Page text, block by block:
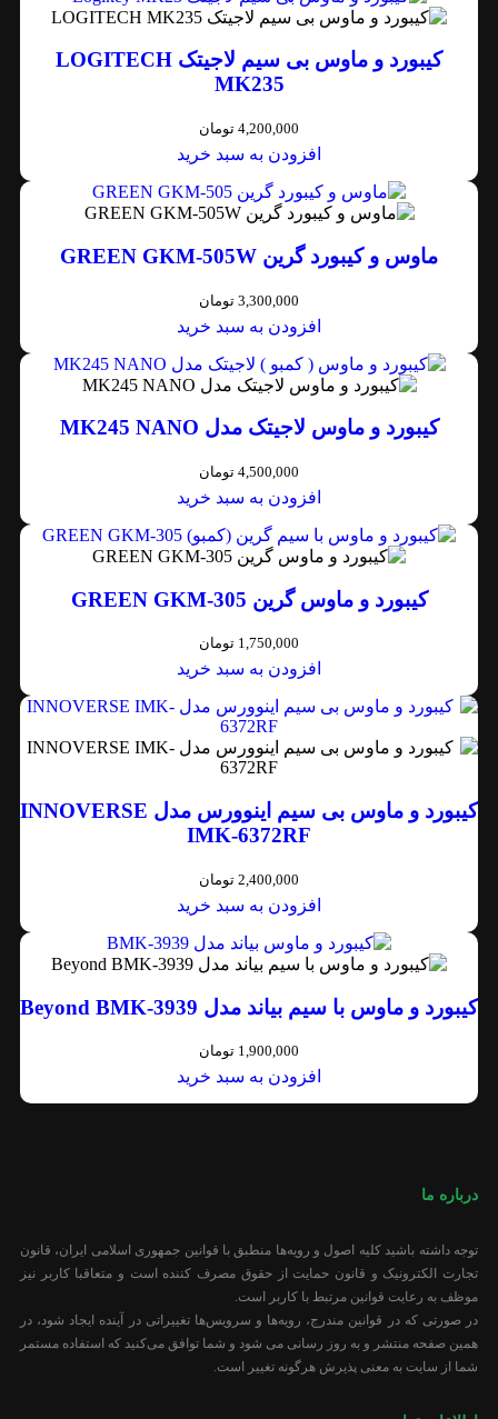
کیبورد و ماوس بی سیم لاجیتک LOGITECH
MK235
4,200,000 تومان
افزودن به سبد خرید
ماوس و کیبورد گرین GREEN GKM-505W
3,300,000 تومان
افزودن به سبد خرید
کیبورد و ماوس لاجیتک مدل MK245 NANO
4,500,000 تومان
افزودن به سبد خرید
کیبورد و ماوس گرین GREEN GKM-305
1,750,000 تومان
افزودن به سبد خرید
کیبورد و ماوس بی سیم اینوورس مدل INNOVERSE
IMK-6372RF
2,400,000 تومان
افزودن به سبد خرید
کیبورد و ماوس با سیم بیاند مدل Beyond BMK-3939
1,900,000 تومان
افزودن به سبد خرید
درباره ما
توجه داشته باشید کلیه اصول و رویه‏‌ها منطبق با قوانین جمهوری اسلامی ایران، قانون
تجارت الکترونیک و قانون حمایت از حقوق مصرف کننده است و متعاقبا کاربر نیز
موظف به رعایت قوانین مرتبط با کاربر است.
در صورتی که در قوانین مندرج، رویه‏‌ها و سرویس‏‌ها تغییراتی در آینده ایجاد شود، در
همین صفحه منتشر و به روز رسانی می شود و شما توافق می‏‌کنید که استفاده مستمر
شما از سایت به معنی پذیرش هرگونه تغییر است.